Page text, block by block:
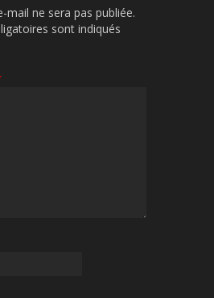
mail ne sera pas publiée.
sont indiqués